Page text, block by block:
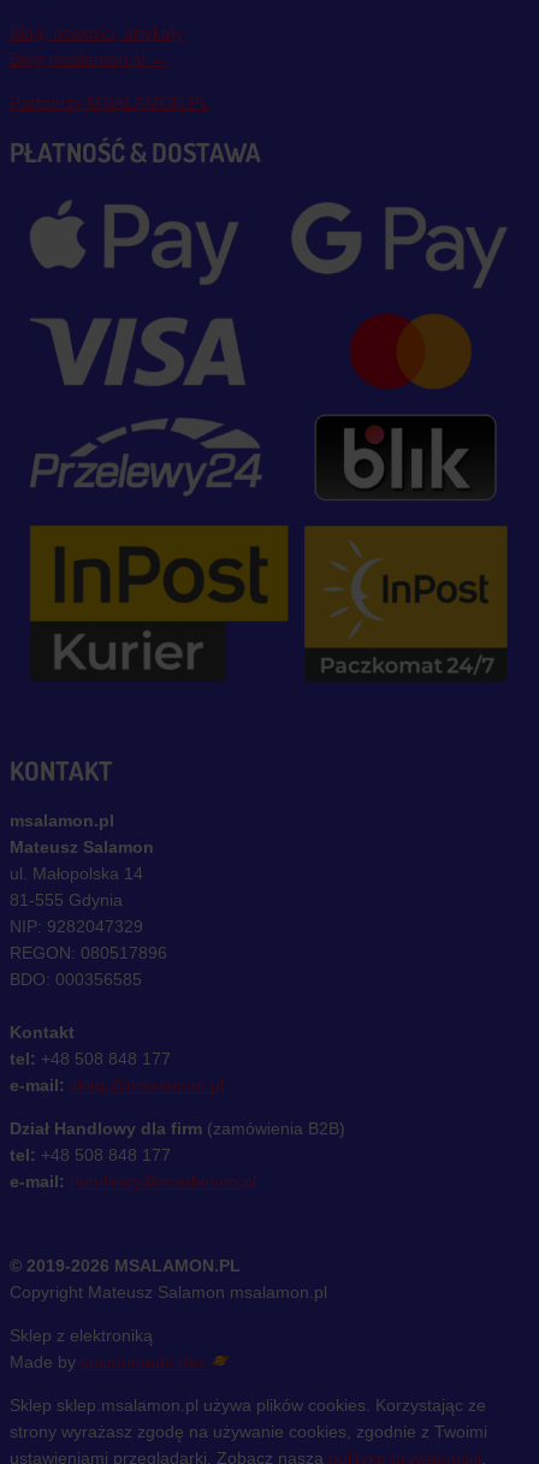
Blog, nowości, artykuły
Blog msalamon.pl →
Partnerzy MSALAMON.PL
PŁATNOŚĆ & DOSTAWA
KONTAKT
msalamon.pl
Mateusz Salamon
ul. Małopolska 14
81-555 Gdynia
NIP: 9282047329
REGON: 080517896
BDO: 000356585
Kontakt
tel: +48 508 848 177
e-mail: sklep@msalamon.pl
Dział Handlowy dla firm (zamówienia B2B)
tel: +48 508 848 177
e-mail: handlowy@msalamon.pl
© 2019-2026 MSALAMON.PL
Copyright Mateusz Salamon msalamon.pl
Sklep z elektroniką
Made by cosmonauts.dev
Sklep sklep.msalamon.pl używa plików cookies. Korzystając ze
strony wyrażasz zgodę na używanie cookies, zgodnie z Twoimi
ustawieniami przeglądarki. Zobacz naszą politykę prywatności